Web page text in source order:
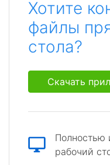
Хотите
файлы
стола?
Скачать
Полностью
рабочий